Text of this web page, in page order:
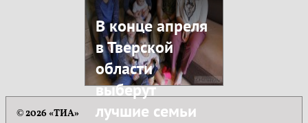
В конце апреля
в Тверской
области
выберут
лучшие семьи
© 2026 «ТИА»